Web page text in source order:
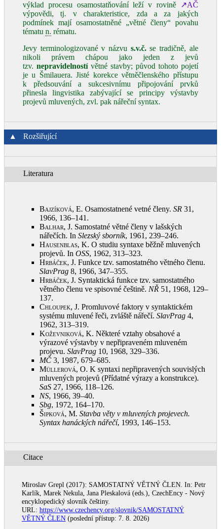
výklad procesu osamostatňování leží v rovině
↗AČ
výpovědi, tj. v charakteristice, zda a za jakých
podmínek mají osamostatněné „větné členy“ povahu
tématu n. rématu.
Jevy terminologizované v názvu s.v.č.se tradičně, ale
nikoli právem chápou jako jeden z jevů
tzv. nepravidelnostívětné stavby; původ tohoto pojetí
je u Šmilauera. Jisté korekce větněčlenského přístupu
k předsouvání a sukcesivnímu připojování prvků
přinesla lingvistika zabývající se principy výstavby
projevů mluvených, zvl. pak nářeční syntax.
▲ Rozšiřující
Literatura
Bajzíková, E. Osamostatnené vetné členy. SR 31,
1966, 136–141 .
Balhar, J. Samostatné větné členy v lašských
nářečích. In Slezský sborník, 1961, 239–246.
Hausenblas, K. O studiu syntaxe běžně mluvených
projevů. In OSS, 1962, 313–323.
Hrbáček, J. Funkce tzv. samostatného větného členu.
SlavPrag 8, 1966, 347–355.
Hrbáček, J. Syntaktická funkce tzv. samostatného
větného členu ve spisovné češtině. NŘ 51, 1968, 129–
137.
Chloupek, J. Promluvové faktory v syntaktickém
systému mluvené řeči, zvláště nářečí. SlavPrag 4,
1962, 313–319.
Koževniková, K. Některé vztahy obsahové a
výrazové výstavby v nepřipraveném mluveném
projevu. SlavPrag 10, 1968, 329–336.
MČ 3, 1987, 679–685.
Müllerová, O. K syntaxi nepřipravených souvislých
mluvených projevů (Přídatné výrazy a konstrukce).
SaS 27, 1966, 118–126.
NS, 1966, 39–40.
Sbg, 1972, 164–170.
Šipková, M. Stavba věty v mluvených projevech.
Syntax hanáckých nářečí, 1993, 146–153.
Citace
Miroslav Grepl (2017): SAMOSTATNÝ VĚTNÝ ČLEN. In: Petr
Karlík, Marek Nekula, Jana Pleskalová (eds.), CzechEncy - Nový
encyklopedický slovník češtiny.
URL: https://www.czechency.org/slovnik/SAMOSTATNÝ
VĚTNÝ ČLEN (poslední přístup: 7. 8. 2026)